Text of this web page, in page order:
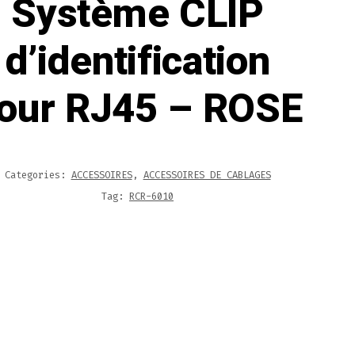
Système CLIP
d’identification
RJ45 – ROSE
Categories: ACCESSOIRES, ACCESSOIRES DE CABLAGES
Tag:RCR-6010